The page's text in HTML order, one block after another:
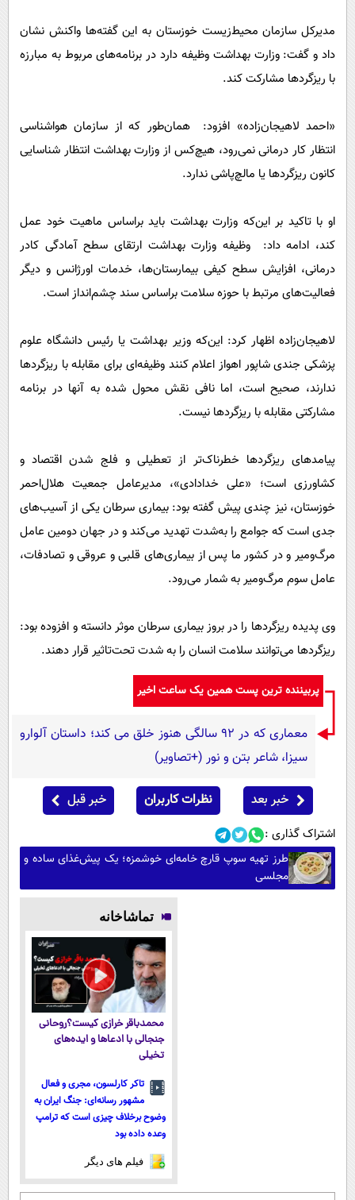
مدیرکل سازمان محیط‌زیست خوزستان به این گفته‌ها واکنش نشان
داد و گفت: وزارت بهداشت وظیفه دارد در برنامه‌های مربوط به مبارزه
با ریزگرد‌ها مشارکت کند.
«احمد لاهیجان‌زاده» افزود: ‌‌ همان‌طور که از سازمان هوا‌شناسی
انتظار کار درمانی نمی‌رود، هیچ‌کس از وزارت بهداشت انتظار شناسایی
کانون ریزگرد‌ها یا مالچ‌پاشی ندارد.
او با تاکید بر این‌که وزارت بهداشت باید براساس ماهیت خود عمل
کند، ادامه داد: وظیفه وزارت بهداشت ارتقای سطح آمادگی کادر
درمانی، افزایش سطح کیفی بیمارستان‌ها، خدمات اورژانس و دیگر
فعالیت‌های مرتبط با حوزه سلامت براساس سند چشم‌انداز است.
لاهیجان‌زاده اظهار کرد: این‌که وزیر بهداشت یا رئیس دانشگاه علوم
پزشکی جندی شاپور اهواز اعلام کنند وظیفه‌ای برای مقابله با ریزگرد‌ها
ندارند، صحیح است، اما نافی نقش محول شده به آنها در برنامه
مشارکتی مقابله با ریزگرد‌ها نیست.
پیامدهای ریزگردها خطرناک‌تر از تعطیلی و فلج شدن اقتصاد و
کشاورزی است؛ «علی خدادادی»، مدیرعامل جمعیت هلال‌احمر
خوزستان، نیز چندی پیش گفته بود: بیماری سرطان یکی از آسیب‌های
جدی است که جوامع را به‌شدت تهدید می‌کند و در جهان دومین عامل
مرگ‌ومیر و در کشور ما پس از بیماری‌های قلبی و عروقی و تصادفات،
عامل سوم مرگ‌ومیر به شمار می‌رود.
وی پدیده ریزگرد‌ها را در بروز بیماری سرطان موثر دانسته و افزوده بود:
ریزگرد‌ها می‌توانند سلامت انسان را به شدت تحت‌تاثیر قرار دهند.
پربیننده ترین پست همین یک ساعت اخیر
معماری که در 92 سالگی هنوز خلق می کند؛ داستان آلوارو
سیزا، شاعر بتن و نور (+تصاویر)
خبر بعد نظرات کاربران خبر قبل
اشتراک گذاری :
طرز تهیه سوپ قارچ خامه‌ای خوشمزه؛ یک پیش‌غذای ساده و
مجلسی
تماشاخانه
محمدباقر خرازی کیست؟روحانی
جنجالی با ادعاها و ایده‌های
تخیلی
تاکر کارلسون، مجری و فعال
مشهور رسانه‌ای: جنگ ایران به
وضوح برخلاف چیزی است که ترامپ
وعده داده بود
فیلم های دیگر